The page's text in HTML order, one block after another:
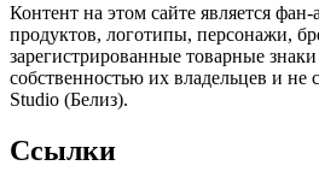
Контент на этом сайте является
продуктов, логотипы, персонажи,
зарегистрированные товарные
собственностью их владельцев и не
Studio (Белиз).
Ссылки